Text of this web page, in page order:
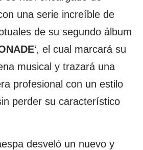
una serie increíble de
de su segundo álbum
‘, el cual marcará su
musical y trazará una
profesional con un estilo
perder su característico
desveló un nuevo y